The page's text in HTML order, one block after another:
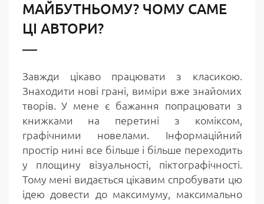
МАЙБУТНЬОМУ? ЧОМУ САМЕ
ЦІ АВТОРИ?
Завжди цікаво працювати з класикою.
Знаходити нові грані, виміри вже знайомих
творів. У мене є бажання попрацювати з
книжками на перетині з коміксом,
графічними новелами. Інформаційний
простір нині все більше і більше переходить
у площину візуальності, піктографічності.
Тому мені видається цікавим спробувати цю
ідею довести до максимуму, максимально